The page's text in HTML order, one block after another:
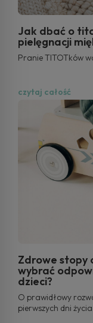
Jak dbać o
pielęgnacji
Pranie TITOTków
czytaj całość
Zdrowe stopy
wybrać
dzieci?
O prawidłowy
pierwszych dni